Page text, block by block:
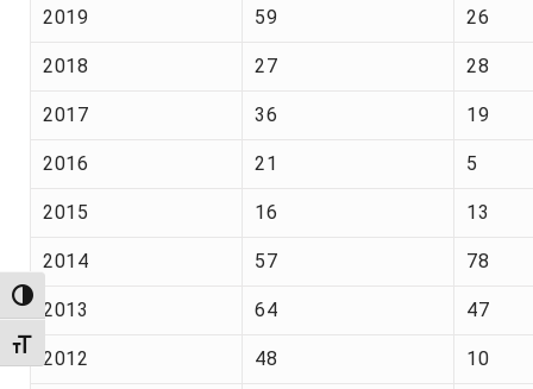
Alternar alto contraste
Alternar tamanho da fonte
2019 59 26
2018 27 28
2017 36 19
2016 21 5
2015 16 13
2014 57 78
2013 64 47
2012 48 10